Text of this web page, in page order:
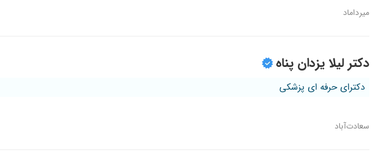
میرداماد
دکتر لیلا یزدان پناه
دکترای حرفه ای پزشکی
سعادت‌آباد